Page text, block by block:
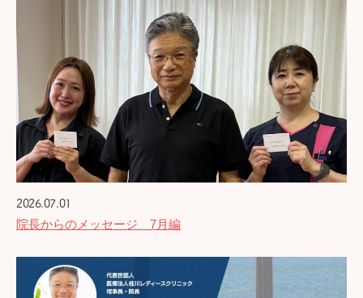
2026.07.01
院長からのメッセージ 7月編